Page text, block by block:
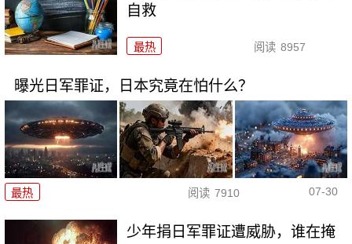
自救
最热 阅读 8957
曝光日军罪证，日本究竟在怕什么？
最热 阅读 7910 07-30
少年捐日军罪证遭威胁，谁在掩